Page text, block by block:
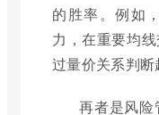
的胜率。例如
力，在重要均
过量价关系判断
再者是风